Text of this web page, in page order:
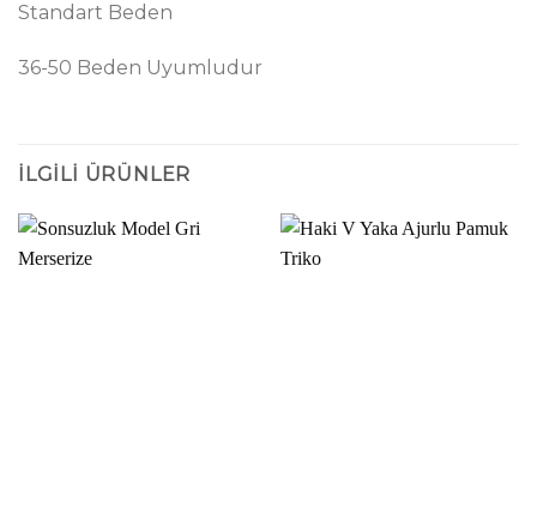
Standart Beden
36-50 Beden Uyumludur
İLGILI ÜRÜNLER